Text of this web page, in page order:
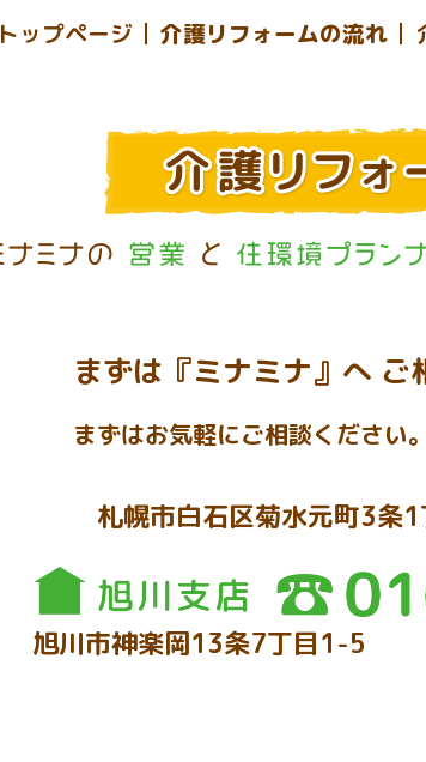
トップページ 介護リフォームの流れ
まずは『ミナミナ』へ ご
まずはお気軽にご相談ください
札幌市白石区菊水元町3
旭川市神楽岡13条7丁目1-5